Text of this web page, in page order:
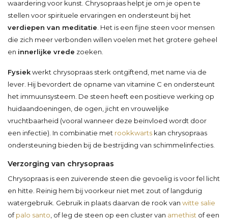
waardering voor kunst. Chrysopraas helpt je om je open te
stellen voor spirituele ervaringen en ondersteunt bij het
verdiepen van meditatie . Het is een fijne steen voor mensen
die zich meer verbonden willen voelen met het grotere geheel
en innerlijke vrede zoeken.
Fysiekwerkt chrysopraas sterk ontgiftend, met name via de
lever. Hij bevordert de opname van vitamine C en ondersteunt
het immuunsysteem. De steen heeft een positieve werking op
huidaandoeningen, de ogen, jicht en vrouwelijke
vruchtbaarheid (vooral wanneer deze beïnvloed wordt door
een infectie). In combinatie met rookkwarts kan chrysopraas
ondersteuning bieden bij de bestrijding van schimmelinfecties.
Verzorging van chrysopraas
Chrysopraas is een zuiverende steen die gevoelig is voor fel licht
en hitte. Reinig hem bij voorkeur niet met zout of langdurig
watergebruik. Gebruik in plaats daarvan de rook van witte salie
ofpalo santo , of leg de steen op een cluster van amethist of een